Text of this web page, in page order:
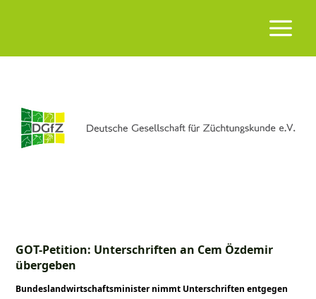
GOT-Petition: Unterschriften an Cem Özdemir
übergeben
Bundeslandwirtschaftsminister nimmt Unterschriften entgegen